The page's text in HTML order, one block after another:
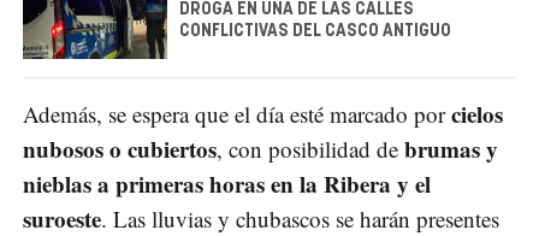
DROGA EN UNA DE LAS CALLES
CONFLICTIVAS DEL CASCO ANTIGUO
Además, se espera que el día esté marcado porcielos
nubosos o cubiertos, con posibilidad de brumas y
nieblas a primeras horas en la Ribera y el
suroeste. Las lluvias y chubascos se harán presentes